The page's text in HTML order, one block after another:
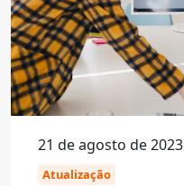
21 de agosto de 2023
Atualização